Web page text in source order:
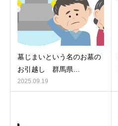
墓じまいという名のお墓の
お引越し 群馬県…
2025.09.19